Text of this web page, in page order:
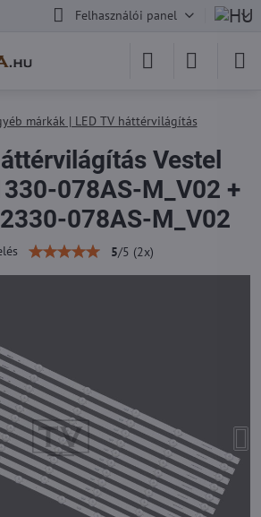
Felhasználói panel
márkák | LED TV háttérvilágítás
Vestel
078AS-M_V02 +
078AS-M_V02
5/5 (2x)